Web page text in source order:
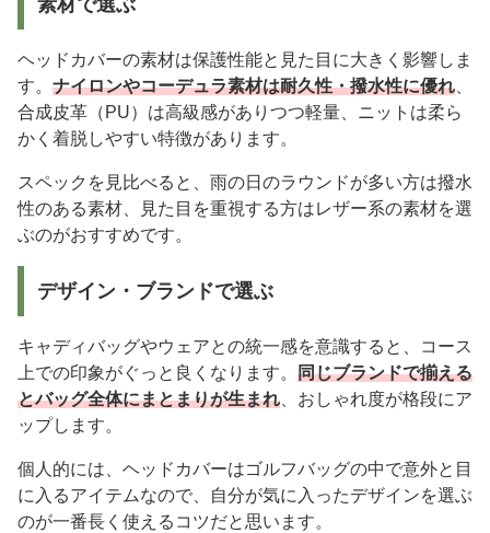
ヘッドカバーの素材は保護性能と見た目に大きく影響しま
す。 ナイロンやコーデュラ素材は耐久性・撥水性に優れ
合成皮革（PU）は高級感がありつつ軽量、ニットは柔ら
かく着脱しやすい特徴があります。
スペックを見比べると、雨の日のラウンドが多い方は撥水
性のある素材、見た目を重視する方はレザー系の素材を選
ぶのがおすすめです。
デザイン・ブランドで選ぶ
キャディバッグやウェアとの統一感を意識すると、コース
上での印象がぐっと良くなります。 同じブランドで揃える
とバッグ全体にまとまりが生まれ 、おしゃれ度が格段にア
ップします。
個人的には、ヘッドカバーはゴルフバッグの中で意外と目
に入るアイテムなので、自分が気に入ったデザインを選ぶ
のが一番長く使えるコツだと思います。